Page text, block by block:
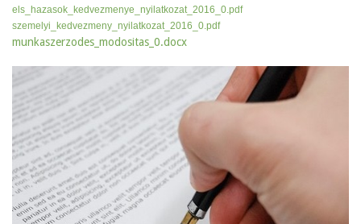
els_hazasok_kedvezmenye_nyilatkozat_2016_0.pdf
szemelyi_kedvezmeny_nyilatkozat_2016_0.pdf
munkaszerzodes_modositas_0.docx